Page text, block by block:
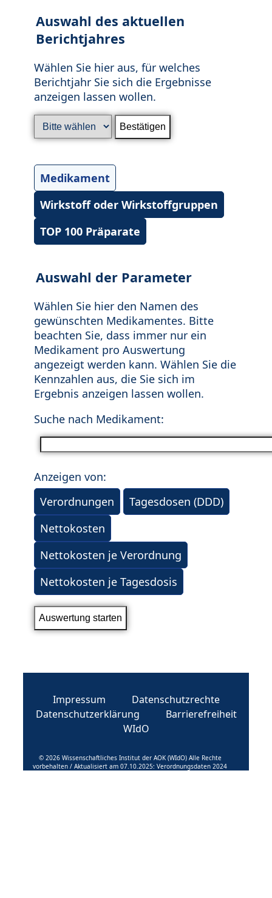
Auswahl des aktuellen
Berichtjahres
Wählen Sie hier aus, für welches
Berichtjahr Sie sich die Ergebnisse
anzeigen lassen wollen.
Medikament
Wirkstoff oder Wirkstoffgruppen
TOP 100 Präparate
Auswahl der Parameter
Wählen Sie hier den Namen des
gewünschten Medikamentes. Bitte
beachten Sie, dass immer nur ein
Medikament pro Auswertung
angezeigt werden kann. Wählen Sie die
Kennzahlen aus, die Sie sich im
Ergebnis anzeigen lassen wollen.
Suche nach Medikament:
Anzeigen von:
Verordnungen
Tagesdosen (DDD)
Nettokosten
Nettokosten je Verordnung
Nettokosten je Tagesdosis
Impressum
Datenschutzrechte
Datenschutzerklärung
Barrierefreiheit
WIdO
© 2026 Wissenschaftliches Institut der AOK (WIdO) Alle Rechte
vorbehalten / Aktualisiert am 07.10.2025: Verordnungsdaten 2024